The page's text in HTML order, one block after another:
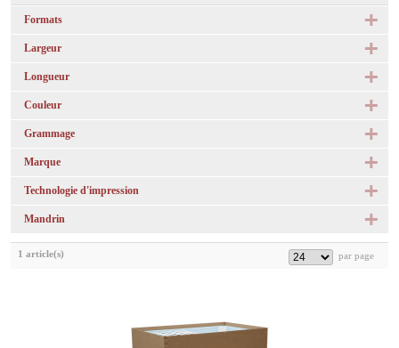
Formats
Largeur
Longueur
Couleur
Grammage
Marque
Technologie d'impression
Mandrin
1 article(s)